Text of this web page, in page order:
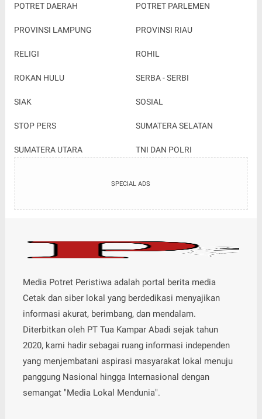
POTRET DAERAH POTRET PARLEMEN
PROVINSI LAMPUNG PROVINSI RIAU
RELIGI ROHIL
ROKAN HULU SERBA - SERBI
SIAK SOSIAL
STOP PERS SUMATERA SELATAN
SUMATERA UTARA TNI DAN POLRI
SPECIAL ADS
Media Potret Peristiwa adalah portal berita media
Cetak dan siber lokal yang berdedikasi menyajikan
informasi akurat, berimbang, dan mendalam.
Diterbitkan oleh PT Tua Kampar Abadi sejak tahun
2020, kami hadir sebagai ruang informasi independen
yang menjembatani aspirasi masyarakat lokal menuju
panggung Nasional hingga Internasional dengan
semangat "Media Lokal Mendunia".